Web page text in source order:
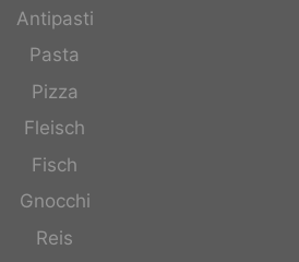
Antipasti
Pasta
Pizza
Fleisch
Fisch
Gnocchi
Reis